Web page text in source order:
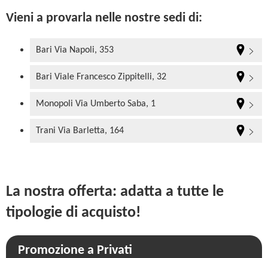
Vieni a provarla nelle nostre sedi di:
Bari Via Napoli, 353
Bari Viale Francesco Zippitelli, 32
Monopoli Via Umberto Saba, 1
Trani Via Barletta, 164
La nostra offerta: adatta a tutte le
tipologie di acquisto!
Promozione a Privati